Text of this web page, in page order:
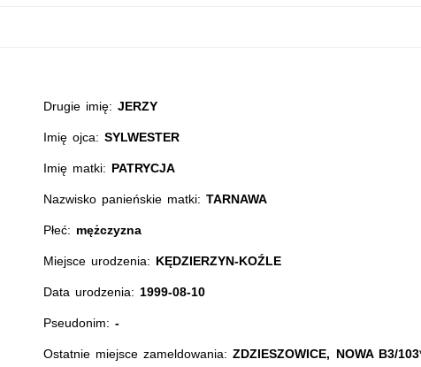
Drugie imię:JERZY
Imię ojca:SYLWESTER
Imię matki: PATRYCJA
Nazwisko panieńskie matki:TARNAWA
Płeć: mężczyzna
Miejsce urodzenia: KĘDZIERZYN-KOŹLE
Data urodzenia: 1999-08-10
Pseudonim: -
Ostatnie miejsce zameldowania:ZDZIESZOWICE, NOWA B3/